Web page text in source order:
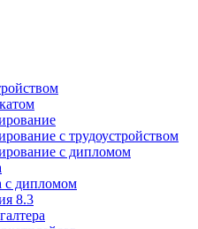
с трудоустройством
с дипломом
с дипломом
8.3